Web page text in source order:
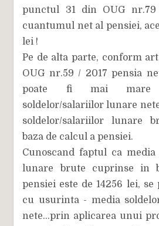
punctul 31 din OUG
cuantumul net al pensiei,
lei !
Pe de alta parte, conform
OUG nr.59 / 2017 pensia
poate fi mai mare
soldelor/salariilor lunare
soldelor/salariilor lunare
baza de calcul a pensiei.
Cunoscand faptul ca
lunare brute cuprinse in
pensiei este de 14256 lei,
cu usurinta - media
nete...prin aplicarea unui